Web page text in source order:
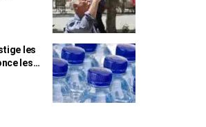
les
les